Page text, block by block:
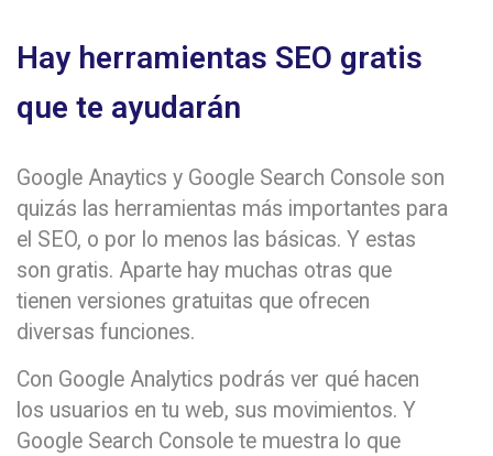
Hay herramientas SEO gratis
que te ayudarán
Google Anaytics y Google Search Console son
quizás las herramientas más importantes para
el SEO, o por lo menos las básicas. Y estas
son gratis. Aparte hay muchas otras que
tienen versiones gratuitas que ofrecen
diversas funciones.
Con Google Analytics podrás ver qué hacen
los usuarios en tu web, sus movimientos. Y
Google Search Console te muestra lo que